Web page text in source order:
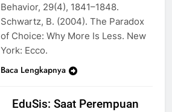
Behavior, 29(4), 1841–1848.
Schwartz, B. (2004). The Paradox
of Choice: Why More Is Less. New
York: Ecco.
Baca Lengkapnya
EduSis: Saat Perempuan